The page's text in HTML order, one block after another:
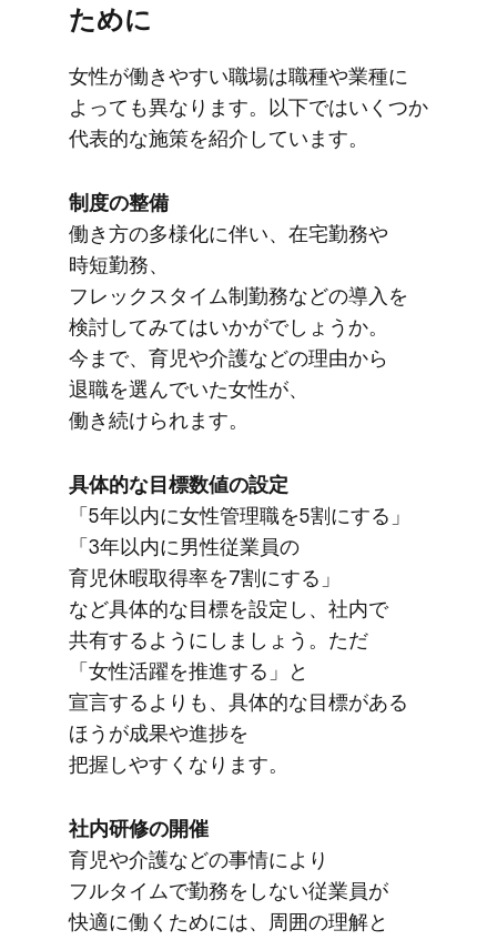
ために
女性が​働きやすい​職場は​職種や​業種に​
よっても​異なります。​以下ではいく​つか​
代表的な​施策を​紹介しています。
制度の​整備
働き方の​多様化に​伴い、​在宅勤務や​
時短勤務、​
フレックスタイム制勤務などの​導入を​
検討してみては​いかがでしょうか。​
今まで、​育児や​介護などの​理由から​
退職を​選んでいた​女性が、​
働き続けられます。
具体的な​目標数値の​設定
​「5年以内に​女性管理職を​5割に​する」​
「3年以内に​男性従業員の​
育児休暇取得率を​7割に​する」
など具体的な​目標を​設定し、​社内で​
共有するようにしましょう。​ただ​
「女性活躍を​推進する」と​
宣言するよりも、​具体的な​目標が​ある​
ほうが​成果や​進捗を​
把握しやすくなります。
社内研修の​開催
育児や​介護などの​事情に​より​
フルタイムで​勤務を​しない​従業員が​
快適に​働く​ためには、​周囲の​理解と​